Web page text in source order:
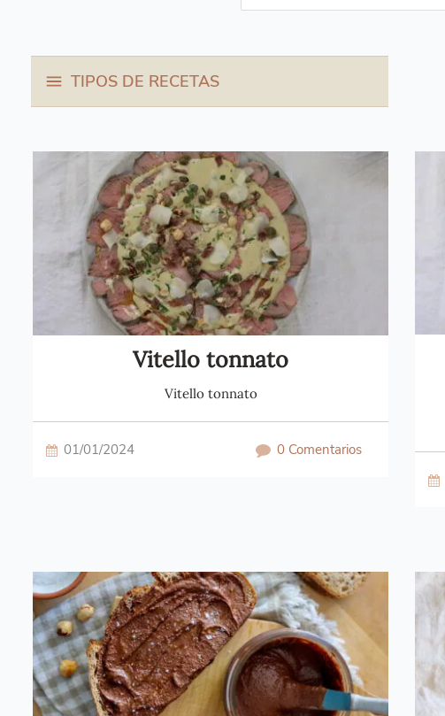
por:
TIPOS DE RECETAS
Vitello tonnato
Vitello tonnato
01/01/2024 0 Comentarios